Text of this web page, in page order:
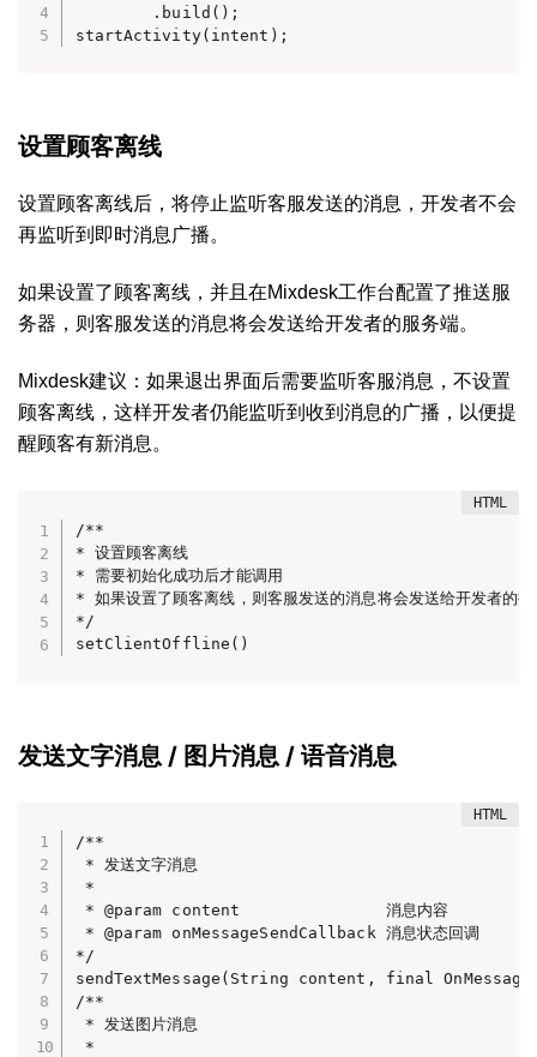
        .build();
startActivity(intent);
设置顾客离线
设置顾客离线后，将停止监听客服发送的消息，开发者不会
再监听到即时消息广播。
如果设置了顾客离线，并且在Mixdesk工作台配置了推送服
务器，则客服发送的消息将会发送给开发者的服务端。
Mixdesk建议：如果退出界面后需要监听客服消息，不设置
顾客离线，这样开发者仍能监听到收到消息的广播，以便提
醒顾客有新消息。
/**
* 设置顾客离线
* 需要初始化成功后才能调用
* 如果设置了顾客离线，则客服发送的消息将会发送给开发者的
*/
setClientOffline()
发送文字消息 / 图片消息 / 语音消息
/**
* 发送文字消息
*
* @param content               消息内容
* @param onMessageSendCallback 消息状态回调
*/
sendTextMessage(String content, final
/**
* 发送图片消息
*